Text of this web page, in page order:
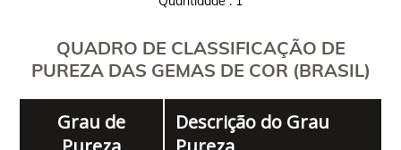
QUADRO DE CLASSIFICAÇÃO DE
PUREZA DAS GEMAS DE COR (BRASIL)
Grau de
Descrição do Grau